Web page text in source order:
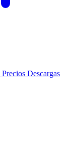
Precios Descargas